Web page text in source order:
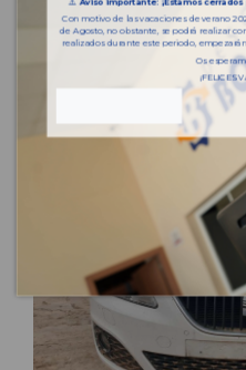
Con motivo de las vacaciones de verano
de Agosto, no obstante, se podrá realizar
realizados durante este periodo,
Os
¡FELICES